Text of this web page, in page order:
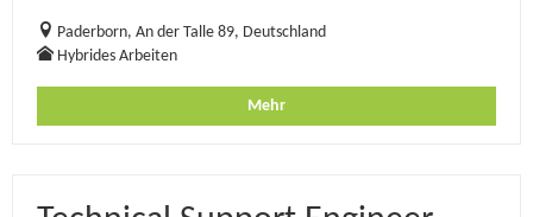
Paderborn, An der Talle 89, Deutschland
Hybrides Arbeiten
Mehr